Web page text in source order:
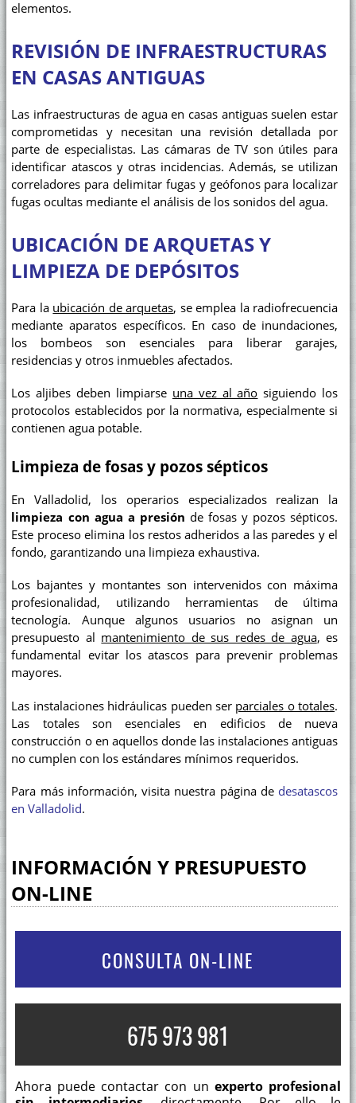
elementos.
REVISIÓN DE INFRAESTRUCTURAS
EN CASAS ANTIGUAS
Las infraestructuras de agua en casas antiguas suelen estar
comprometidas y necesitan una revisión detallada por
parte de especialistas. Las cámaras de TV son útiles para
identificar atascos y otras incidencias. Además, se utilizan
correladores para delimitar fugas y geófonos para localizar
fugas ocultas mediante el análisis de los sonidos del agua.
UBICACIÓN DE ARQUETAS Y
LIMPIEZA DE DEPÓSITOS
Para la ubicación de arquetas, se emplea la radiofrecuencia
mediante aparatos específicos. En caso de inundaciones,
los bombeos son esenciales para liberar garajes,
residencias y otros inmuebles afectados.
Los aljibes deben limpiarse una vez al año siguiendo los
protocolos establecidos por la normativa, especialmente si
contienen agua potable.
Limpieza de fosas y pozos sépticos
En Valladolid, los operarios especializados realizan la
limpieza con agua a presión de fosas y pozos sépticos.
Este proceso elimina los restos adheridos a las paredes y el
fondo, garantizando una limpieza exhaustiva.
Los bajantes y montantes son intervenidos con máxima
profesionalidad, utilizando herramientas de última
tecnología. Aunque algunos usuarios no asignan un
presupuesto al mantenimiento de sus redes de agua, es
fundamental evitar los atascos para prevenir problemas
mayores.
Las instalaciones hidráulicas pueden ser parciales o totales.
Las totales son esenciales en edificios de nueva
construcción o en aquellos donde las instalaciones antiguas
no cumplen con los estándares mínimos requeridos.
Para más información, visita nuestra página de desatascos
en Valladolid.
INFORMACIÓN Y PRESUPUESTO
ON-LINE
CONSULTA ON-LINE
675 973 981
Ahora puede contactar con unexperto profesional